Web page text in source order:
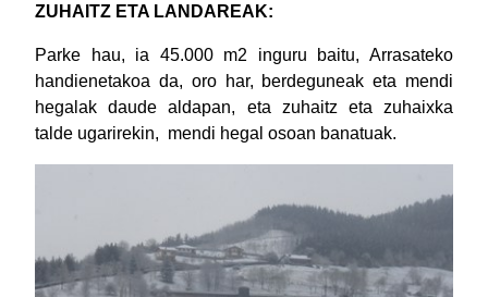
ZUHAITZ ETA LANDAREAK:
Parke hau, ia 45.000 m2 inguru baitu, Arrasateko
handienetakoa da, oro har, berdeguneak eta mendi
hegalak daude aldapan, eta zuhaitz eta zuhaixka
talde ugarirekin, mendi hegal osoan banatuak.